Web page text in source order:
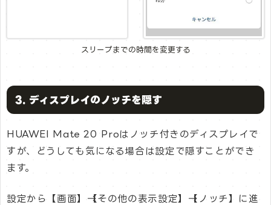
スリープまでの時間を変更する
3. ディスプレイのノッチを隠す
HUAWEI Mate 20 Proはノッチ付きのディスプレイで
すが、どうしても気になる場合は設定で隠すことができ
ます。
設定から【画面】→【その他の表示設定】→【ノッチ】に進